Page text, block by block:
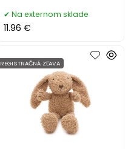
Na externom sklade
11.96 €
REGISTRAČNÁ ZĽAVA